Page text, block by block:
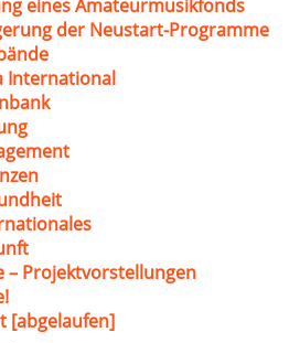
eines Amateurmusikfonds
der Neustart-Programme
International
– Projektvorstellungen
[abgelaufen]